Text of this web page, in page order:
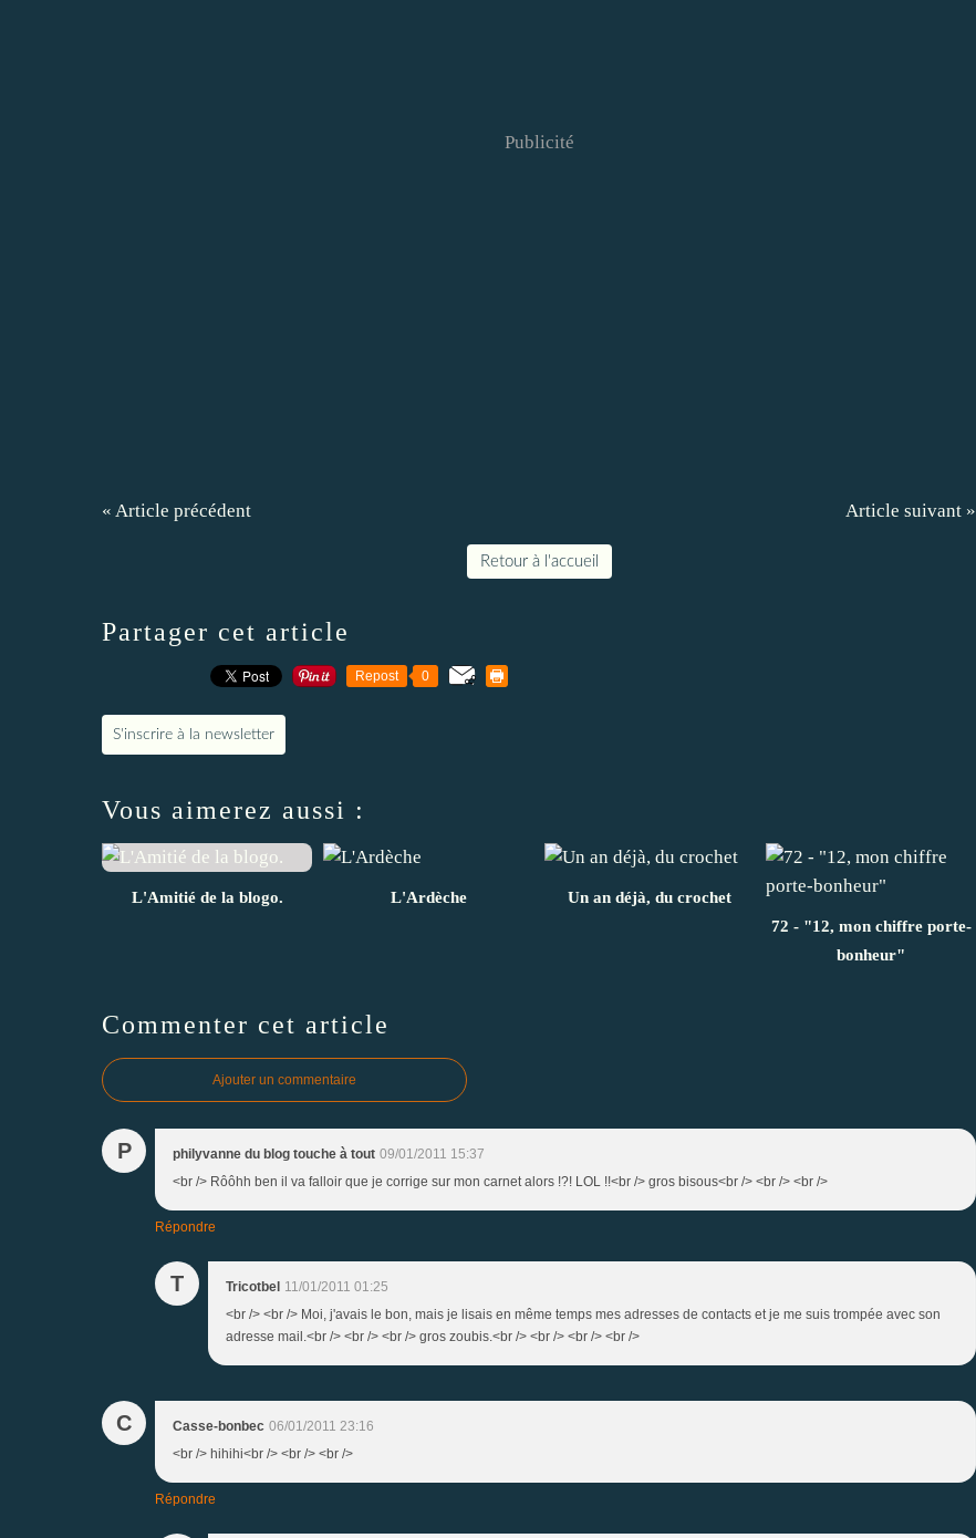
Publicité
« Article précédent Article suivant »
Retour à l'accueil
Partager cet article
Repost 0
S'inscrire à la newsletter
Vous aimerez aussi :
L'Amitié de la blogo. L'Ardèche
Un an déjà, du crochet
72 - "12, mon chiffre porte-
bonheur"
Commenter cet article
Ajouter un commentaire
P philyvanne du blog touche à tout 09/01/2011 15:37
<br /> Rôôhh ben il va falloir que je corrige sur mon carnet alors !?! LOL !!<br /> gros bisous<br /> <br /> <br />
Répondre
T Tricotbel 11/01/2011 01:25
<br /> <br /> Moi, j'avais le bon, mais je lisais en même temps mes adresses de contacts et je me suis trompée avec son
adresse mail.<br /> <br /> <br /> gros zoubis.<br /> <br /> <br /> <br />
C Casse-bonbec 06/01/2011 23:16
<br /> hihihi<br /> <br /> <br />
Répondre